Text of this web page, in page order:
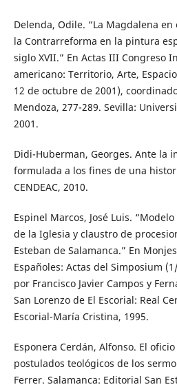
Delenda, Odile. “La Magdalena
la Contrarreforma en la pintura
siglo XVII.” En Actas III Congreso
americano: Territorio, Arte,
12 de octubre de 2001),
Mendoza, 277-289. Sevilla:
2001.
Didi-Huberman, Georges. Ante la
formulada a los fines de una
CENDEAC, 2010.
Espinel Marcos, José Luis.
de la Iglesia y claustro de
Esteban de Salamanca.” En
Españoles: Actas del Simposium
por Francisco Javier Campos y
San Lorenzo de El Escorial: Real
Escorial-María Cristina, 1995.
Esponera Cerdán, Alfonso. El
postulados teológicos de los
Ferrer. Salamanca: Editorial San